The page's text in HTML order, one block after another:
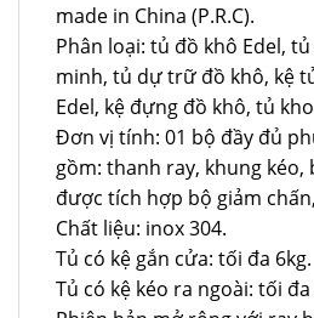
made in China (P.R.C).
Phân loại: tủ đồ khô Edel,
minh, tủ dự trữ đồ khô, kệ
Edel, kệ đựng đồ khô, tủ
Đơn vị tính: 01 bộ đầy đủ
gồm: thanh ray, khung kéo,
được tích hợp bộ giảm
Chất liệu: inox 304.
Tủ có kệ gắn cửa: tối đa 6kg.
Tủ có kệ kéo ra ngoài: tối đa